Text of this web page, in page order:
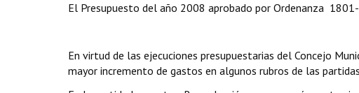
El Presupuesto del año 2008 aprobado por Ordenanza
En virtud de las ejecuciones presupuestarias del Concejo
mayor incremento de gastos en algunos rubros de las